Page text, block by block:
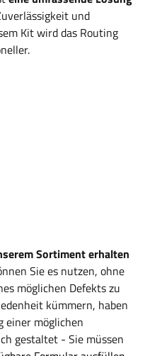
und
Kit wird das Routing
Sortiment erhalten
Sie es nutzen, ohne
möglichen Defekts zu
kümmern, haben
einer möglichen
gestaltet - Sie müssen